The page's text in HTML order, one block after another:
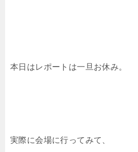
本日はレポートは一旦お休み。
実際に会場に行ってみて、